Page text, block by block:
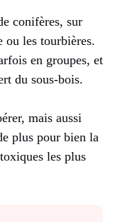
conifères, sur
ou les tourbières.
en groupes, et
du sous-bois.
mais aussi
plus pour bien la
les plus